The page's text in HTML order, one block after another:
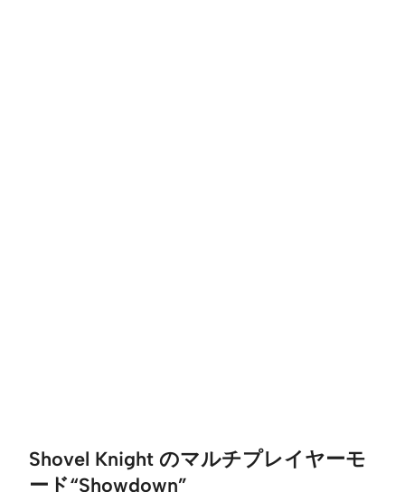
Shovel Knight のマルチプレイヤーモ
ード“Showdown”